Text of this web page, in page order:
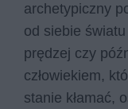
archetypiczny
od siebie
prędzej czy
człowiekiem,
stanie kłamać,